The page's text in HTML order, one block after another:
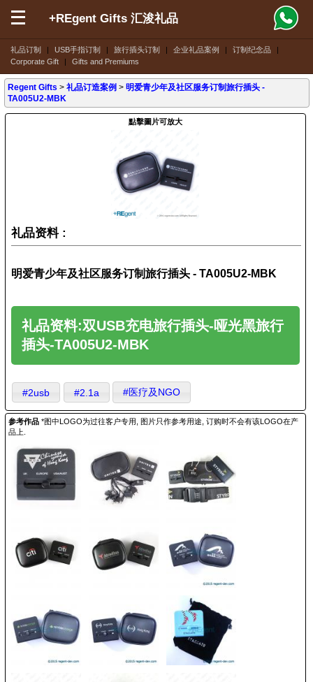
礼品订制 | USB手指订制 | 旅行插头订制 | 企业礼品案例 | 订制纪念品
|
Corporate Gift
| Gifts and Premiums
+REgent Gifts 汇浚礼品
Regent Gifts >礼品订造案例 >明爱青少年及社区服务订制旅行插头 -
TA005U2-MBK
點擊圖片可放大
礼品资料 :
明爱青少年及社区服务订制旅行插头 - TA005U2-MBK
礼品资料:双USB充电旅行插头-哑光黑旅行
插头-TA005U2-MBK
#2usb #2.1a #医疗及NGO
参考作品 *图中LOGO为过往客户专用, 图片只作参考用途, 订购时不会有该LOGO在产
品上.